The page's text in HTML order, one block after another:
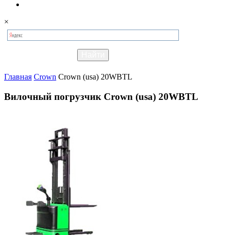
×
Главная Crown Crown (usa) 20WBTL
Вилочный погрузчик Crown (usa) 20WBTL